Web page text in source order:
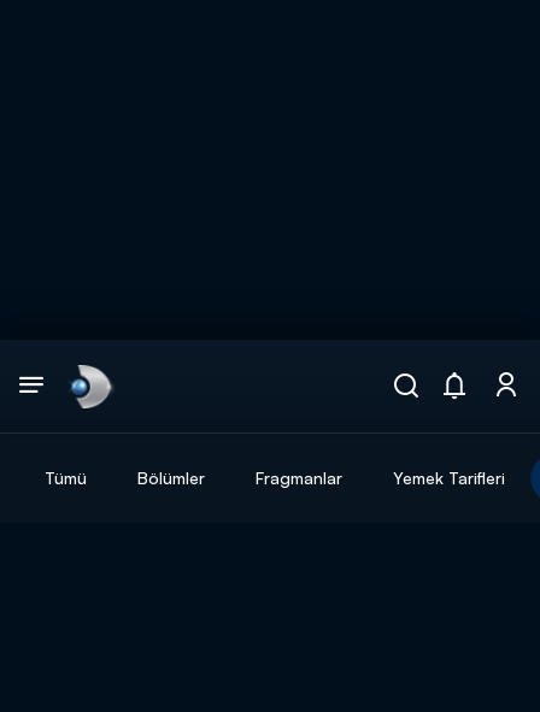
Tümü Bölümler Fragmanlar Yemek Tarifleri